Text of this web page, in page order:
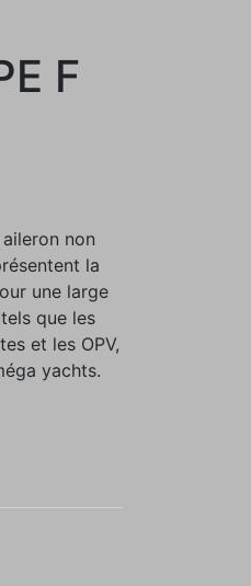
F
non
la
une large
que les
et les OPV,
yachts.